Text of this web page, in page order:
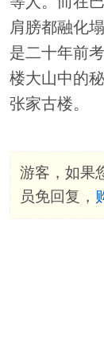
肩膀都融化
是二十年前
楼大山中的
张家古楼。
游客，如果
员免回复，